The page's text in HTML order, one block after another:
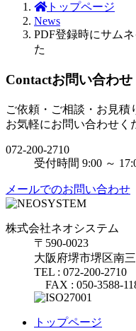
トップページ
News
PDF登録時にサム
た
Contactお問い合わせ
ご依頼・ご相談・お見積
お気軽にお問い合わせく
072-200-2710
受付時間 9:00 ～
メールでのお問い合わせ
株式会社ネオシステム
〒590-0023
大阪府堺市堺区南
TEL : 072-200-2710
FAX : 050-3588-
トップページ